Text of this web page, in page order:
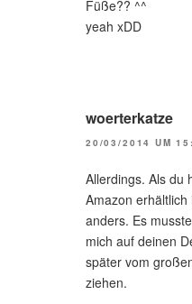
Füße?? ^^
yeah xDD
woerterkatze
20/03/2014 UM
Allerdings. Als du
Amazon
anders. Es
mich auf deinen
später vom
ziehen.